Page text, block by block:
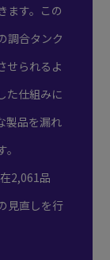
ます。この
調合タンク
せられるよ
た仕組みに
製品を漏れ
2,061品
見直しを行